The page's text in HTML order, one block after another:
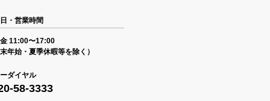
・営業時間
11:00〜17:00
末年始・夏季休暇等を除く）
ダイヤル
58-3333